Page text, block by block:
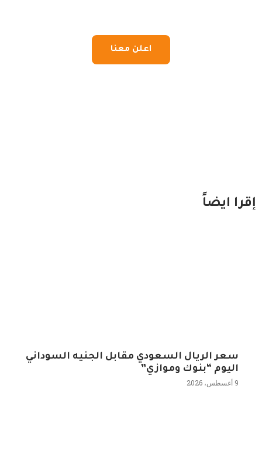
اعلن معنا
إقرا ايضاً
سعر الريال السعودي مقابل الجنيه السوداني
اليوم “بنوك وموازي”
9 أغسطس، 2026